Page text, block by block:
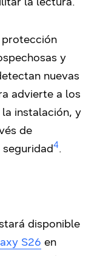
protección
y
nuevas
advierte a los
instalación, y
de
4.
disponible
S26 en